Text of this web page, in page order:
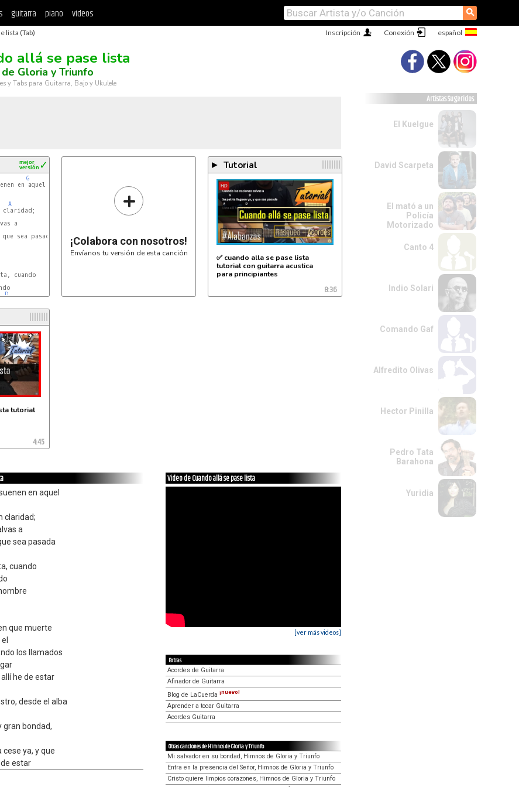
guitarra piano videos ⚲
lista (Tab) Conexión
Inscripción
allá se pase lista
Gloria y Triunfo
y Tabs para Guitarra, Bajo y Ukulele
✓
mejor
versión
G
en aquel
A
claridad;
a
sea pasada
D
+
¡Colabora con nosotros!
Envíanos tu versión de esta canción
► Tutorial
HD
✅ cuando alla se pase lista
tutorial con guitarra acustica
para principiantes
8:36
tutorial
4:45
en aquel
claridad;
a
sea pasada
cuando
que muerte
los llamados
he de estar
desde el alba
gran bondad,
cese ya, y que
estar
Video de Cuando allá se pase lista
[ver más videos]
Extras
Acordes de Guitarra
Afinador de Guitarra
Blog de LaCuerda ¡nuevo!
Aprender a tocar Guitarra
Acordes Guitarra
Otras canciones de Himnos de Gloria y Triunfo
Mi salvador en su bondad, Himnos de Gloria y Triunfo
Entra en la presencia del Señor, Himnos de Gloria y Triunfo
Cristo quiere limpios corazones, Himnos de Gloria y Triunfo
Artistas Sugeridos
El Kuelgue
David Scarpeta
El mató a un
Policía
Motorizado
Canto 4
Indio Solari
Comando Gaf
Alfredito Olivas
Hector Pinilla
Pedro Tata
Barahona
Yuridia